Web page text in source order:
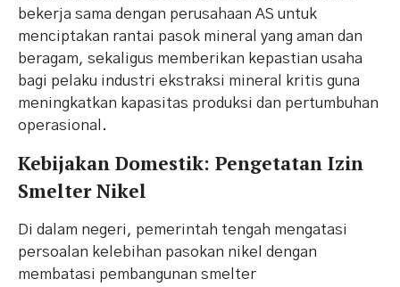
bekerja sama dengan perusahaan AS untuk
menciptakan rantai pasok mineral yang aman dan
beragam, sekaligus memberikan kepastian usaha
bagi pelaku industri ekstraksi mineral kritis guna
meningkatkan kapasitas produksi dan pertumbuhan
operasional.
Kebijakan Domestik: Pengetatan Izin
Smelter Nikel
Di dalam negeri, pemerintah tengah mengatasi
persoalan kelebihan pasokan nikel dengan
membatasi pembangunan smelter